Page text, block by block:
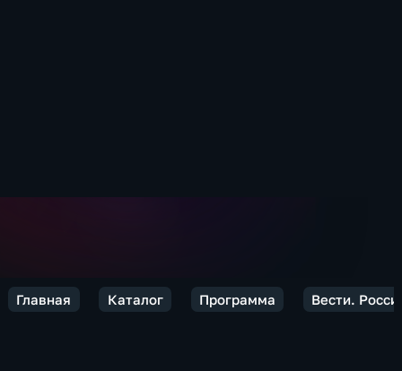
Главная Каталог Программа Вести.